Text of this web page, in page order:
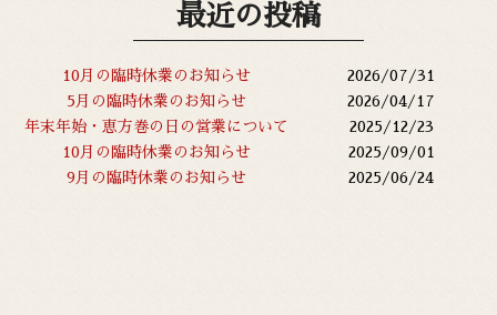
最近の投稿
10月の臨時休業のお知らせ
2026/07/31
5月の臨時休業のお知らせ
2026/04/17
年末年始・恵方巻の日の営業について
2025/12/23
10月の臨時休業のお知らせ
2025/09/01
9月の臨時休業のお知らせ
2025/06/24